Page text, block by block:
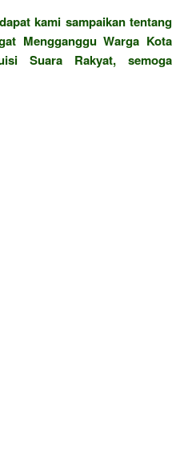
kami sampaikan tentang
Mengganggu Warga Kota
Suara Rakyat, semoga